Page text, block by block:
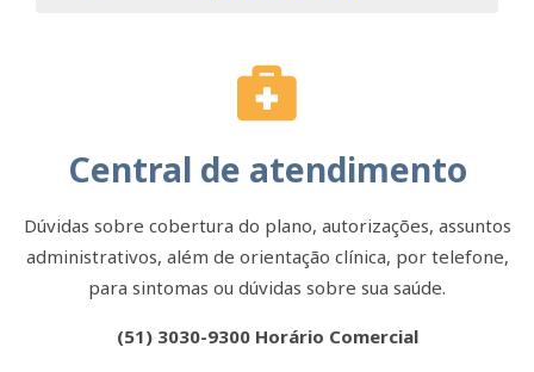
Central de atendimento
Dúvidas sobre cobertura do plano, autorizações, assuntos
administrativos, além de orientação clínica, por telefone,
para sintomas ou dúvidas sobre sua saúde.
(51) 3030-9300 Horário Comercial